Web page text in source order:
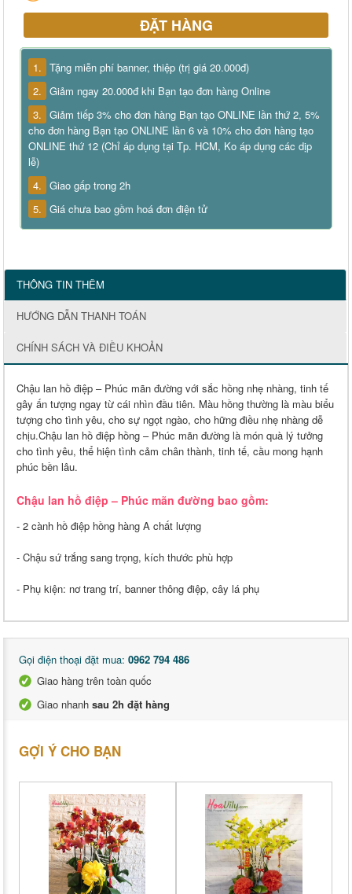
ĐẶT HÀNG
1. Tặng miễn phí banner, thiệp (trị giá 20.000đ)
2. Giảm ngay 20.000đ khi Bạn tạo đơn hàng Online
3. Giảm tiếp 3% cho đơn hàng Bạn tạo ONLINE lần thứ 2, 5%
cho đơn hàng Bạn tạo ONLINE lần 6 và 10% cho đơn hàng tạo
ONLINE thứ 12 (Chỉ áp dụng tại Tp. HCM, Ko áp dụng các dịp
lễ)
4. Giao gấp trong 2h
5. Giá chưa bao gồm hoá đơn điện tử
THÔNG TIN THÊM
HƯỚNG DẪN THANH TOÁN
CHÍNH SÁCH VÀ ĐIỀU KHOẢN
Chậu lan hồ điệp – Phúc mãn đường với sắc hồng nhẹ nhàng, tinh tế
gây ấn tượng ngay từ cái nhìn đầu tiên. Màu hồng thường là màu biểu
tượng cho tình yêu, cho sự ngọt ngào, cho hững điều nhẹ nhàng dễ
chịu.Chậu lan hồ điệp hồng – Phúc mãn đường là món quà lý tưởng
cho tình yêu, thể hiện tình cảm chân thành, tinh tế, cầu mong hạnh
phúc bền lâu.
Chậu lan hồ điệp – Phúc mãn đường bao gồm:
- 2 cành hồ điệp hồng hàng A chất lượng
- Chậu sứ trắng sang trọng, kích thước phù hợp
- Phụ kiện: nơ trang trí, banner thông điệp, cây lá phụ
Gọi điện thoại đặt mua: 0962 794 486
Giao hàng trên toàn quốc
Giao nhanh sau 2h đặt hàng
GỢI Ý CHO BẠN